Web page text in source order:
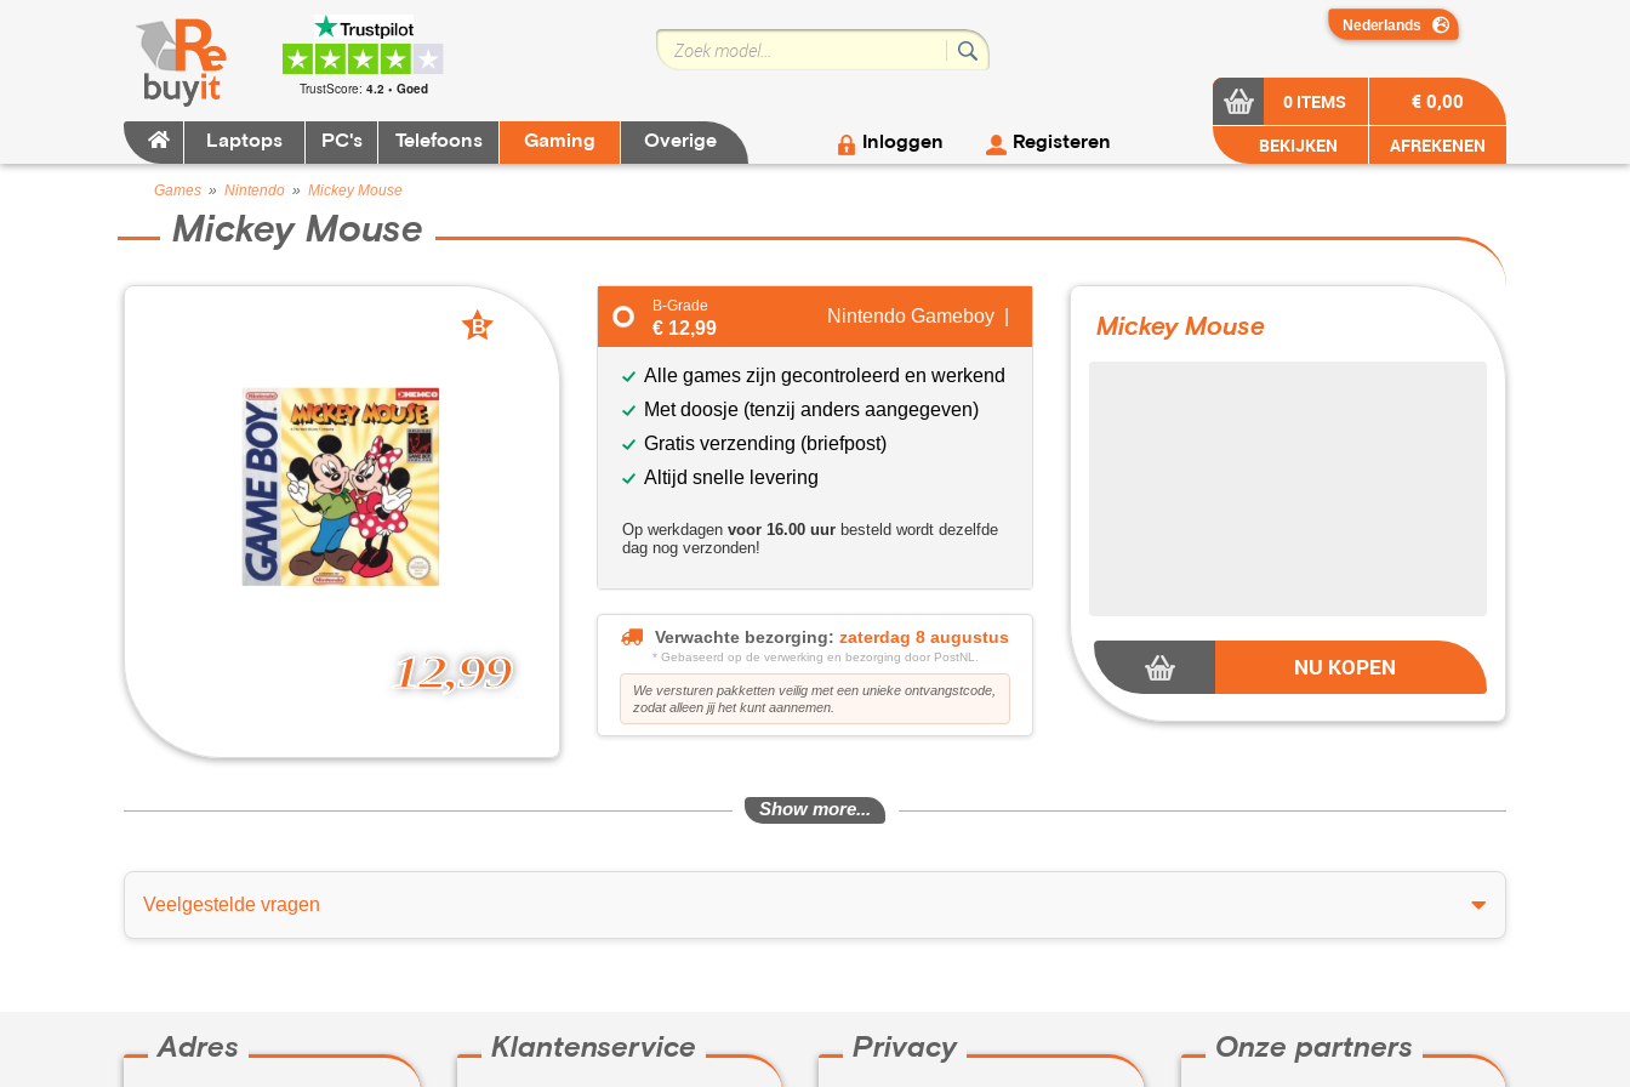
TrustScore: 4.2 • Goed
Laptops PC's Telefoons Gaming Overige Inloggen Registeren
0 ITEMS
BEKIJKEN
€ 0,00
AFREKENEN
Games » Nintendo » Mickey Mouse
Mickey Mouse
12,99
B
B-Grade
€ 12,99
Nintendo Gameboy |
Alle games zijn gecontroleerd en werkend
Met doosje (tenzij anders aangegeven)
Gratis verzending (briefpost)
Altijd snelle levering
Op werkdagen voor 16.00 uur besteld wordt dezelfde
dag nog verzonden!
Verwachte bezorging: zaterdag 8 augustus
* Gebaseerd op de verwerking en bezorging door PostNL.
We versturen pakketten veilig met een unieke ontvangstcode,
zodat alleen jij het kunt aannemen.
Mickey Mouse
NU KOPEN
Show more...
Veelgestelde vragen
Adres Klantenservice Privacy Onze partners